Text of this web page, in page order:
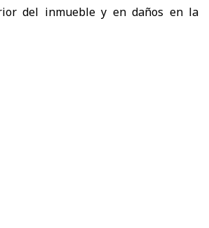
del inmueble y en daños en la